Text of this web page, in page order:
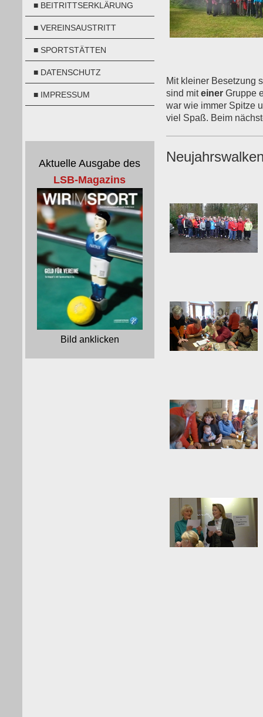
■ BEITRITTSERKLÄRUNG
■ VEREINSAUSTRITT
■ SPORTSTÄTTEN
■ DATENSCHUTZ
■ IMPRESSUM
Aktuelle Ausgabe des
LSB-Magazins
Bild anklicken
Mit kleiner Besetzung
sind miteiner Gruppe
war wie immer Spitze
viel Spaß. Beim